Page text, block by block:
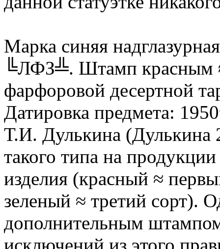
Марка синяя
╚ЛФЗ╩. Штамп красным
фарфоровой десертной
Датировка предмета:
Т.И. Дулькина (Дулькина
такого типа на
изделия (красный ≈
зеленый ≈ третий сорт).
дополнительным
исключений из этого